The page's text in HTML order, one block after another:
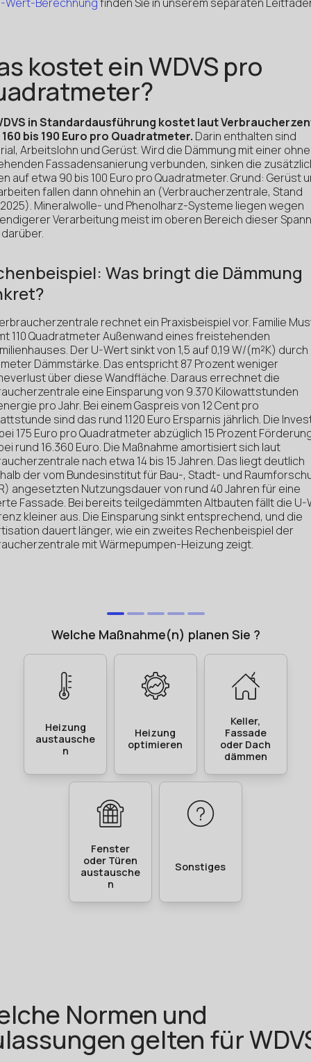
kostet ein WDVS pro
in Standardausführung kostet laut
bis 190 Euro pro Quadratmeter. Darin enthalten sind
Arbeitslohn und Gerüst. Wird die Dämmung mit einer
Fassadensanierung verbunden, sinken die
auf etwa 90 bis 100 Euro pro Quadratmeter. Grund: Gerüst
fallen dann ohnehin an (Verbraucherzentrale, Stand
Mineralwolle- und Phenolharz-Systeme liegen wegen
Verarbeitung meist im oberen Bereich dieser
Was bringt die Dämmung
rechnet ein Praxisbeispiel vor. Familie
110 Quadratmeter Außenwand eines freistehenden
Der U-Wert sinkt von 1,5 auf 0,19 W/(m²K) durch
Dämmstärke. Das entspricht 87 Prozent weniger
über diese Wandfläche. Daraus errechnet die
eine Einsparung von 9.370 Kilowattstunden
pro Jahr. Bei einem Gaspreis von 12 Cent pro
sind das rund 1.120 Euro Ersparnis jährlich. Die
175 Euro pro Quadratmeter abzüglich 15 Prozent
rund 16.360 Euro. Die Maßnahme amortisiert sich laut
nach etwa 14 bis 15 Jahren. Das liegt deutlich
der vom Bundesinstitut für Bau-, Stadt- und
angesetzten Nutzungsdauer von rund 40 Jahren für eine
Fassade. Bei bereits teilgedämmten Altbauten fällt die
kleiner aus. Die Einsparung sinkt entsprechend, und die
dauert länger, wie ein zweites Rechenbeispiel der
mit Wärmepumpen-Heizung zeigt.
Normen und
gelten für